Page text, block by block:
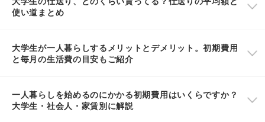
使い道まとめ
大学生が一人暮らしするメリットとデメリット。初期費用
と毎月の生活費の目安もご紹介
一人暮らしを始めるのにかかる初期費用はいくらですか？
大学生・社会人・家賃別に解説